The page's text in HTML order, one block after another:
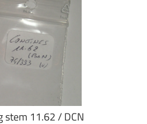
stem 11.62 / DCN